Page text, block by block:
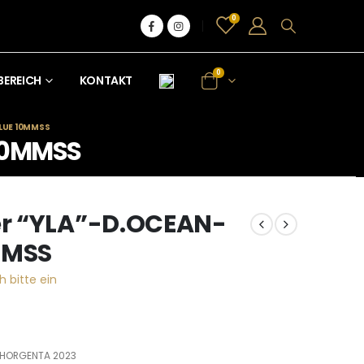
0
KONTAKT
0
10MMSS
D.OCEAN-
bitte ein
2023